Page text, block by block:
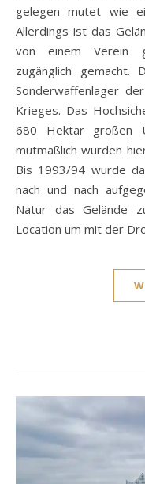
gelegen mutet wie
Allerdings ist das
von einem Verein
zugänglich
Sonderwaffenlager
Krieges. Das
680 Hektar großen
mutmaßlich wurden
Bis 1993/94 wurde
nach und nach
Natur das Gelände
Location um mit der